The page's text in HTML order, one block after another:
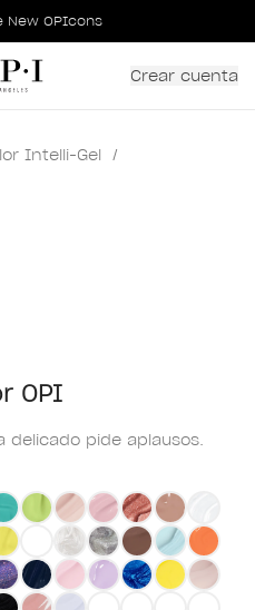
New OPIcons
Crear cuenta
Intelli-Gel
OPI
delicado pide aplausos.